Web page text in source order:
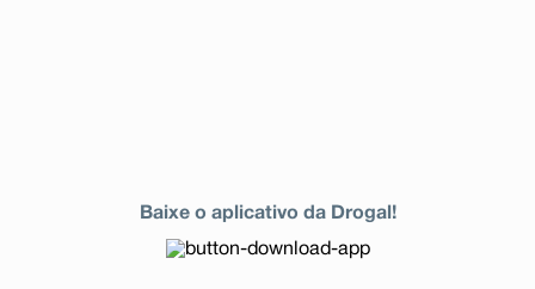
Baixe o aplicativo da Drogal!